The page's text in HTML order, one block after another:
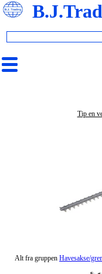
Tip en
Alt fra gruppen Havesakse/